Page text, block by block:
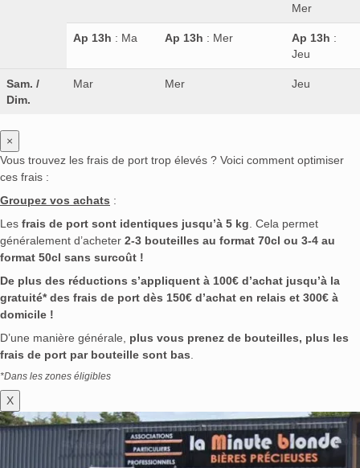
Mer
Ap 13h : Ma Ap 13h : Mer Ap 13h :
Jeu
Sam. /
Dim.
Mar Mer Jeu
×
Vous trouvez les frais de port trop élevés ? Voici comment optimiser
ces frais :
Groupez vos achats :
Les frais de port sont identiques jusqu’à 5 kg . Cela permet
généralement d’acheter 2-3 bouteilles au format 70cl ou 3-4 au
format 50cl sans surcoût !
De plus des réductions s’appliquent à 100€ d’achat jusqu’à la
gratuité* des frais de port dès 150€ d’achat en relais et 300€ à
domicile !
D’une manière générale, plus vous prenez de bouteilles, plus les
frais de port par bouteille sont bas
*Dans les zones éligibles
X